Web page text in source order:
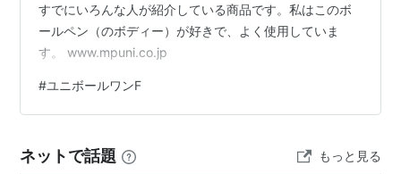
すでにいろんな人が紹介している商品です。私はこのボ
ールペン（のボディー）が好きで、よく使用していま
す。 www.mpuni.co.jp
#ユニボールワンF
ネットで話題 もっと見る